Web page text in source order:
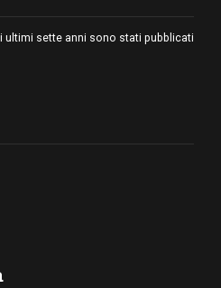
ultimi sette anni sono stati pubblicati